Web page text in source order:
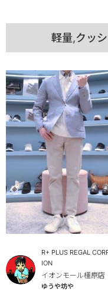
軽量,クッ
R+ PLUS REGAL
ION
イオンモール橿原店
ゆうや坊や